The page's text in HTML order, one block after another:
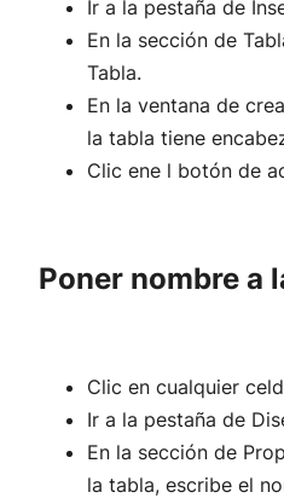
Ir a la pestaña de
En la sección de
Tabla.
En la ventana de
la tabla tiene
Clic ene l botón de
Poner nombre a
Clic en cualquier
Ir a la pestaña de
En la sección de
la tabla, escribe el